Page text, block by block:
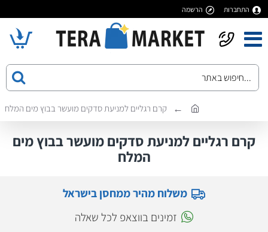
התחברות הרשמה
קרם רגליים למניעת סדקים מועשר בבוץ מים המלח
קרם רגליים למניעת סדקים מועשר בבוץ מים
המלח
משלוח מהיר ממחסן בישראל
זמינים בווצאפ לכל שאלה